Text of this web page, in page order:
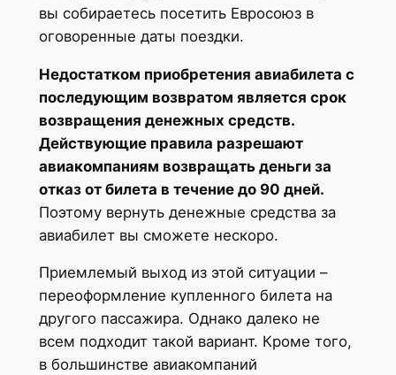
вы собираетесь посетить Евросоюз в
оговоренные даты поездки.
Недостатком приобретения авиабилета с
последующим возвратом является срок
возвращения денежных средств.
Действующие правила разрешают
авиакомпаниям возвращать деньги за
отказ от билета в течение до 90 дней.
Поэтому вернуть денежные средства за
авиабилет вы сможете нескоро.
Приемлемый выход из этой ситуации –
переоформление купленного билета на
другого пассажира. Однако далеко не
всем подходит такой вариант. Кроме того,
в большинстве авиакомпаний